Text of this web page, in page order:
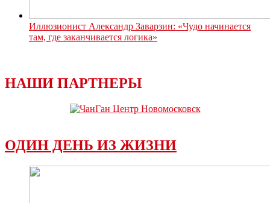
Иллюзионист Александр Заварзин: «Чудо начинается
там, где заканчивается логика»
НАШИ ПАРТНЕРЫ
ОДИН ДЕНЬ ИЗ ЖИЗНИ